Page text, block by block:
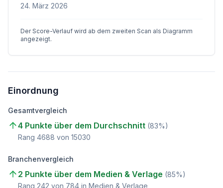
24. März 2026
Der Score-Verlauf wird ab dem zweiten Scan als Diagramm
angezeigt.
Einordnung
Gesamtvergleich
4 Punkte über dem Durchschnitt (83%)
Rang 4688 von 15030
Branchenvergleich
2 Punkte über dem Medien & Verlage (85%)
Rang 242 von 784 in Medien & Verlage